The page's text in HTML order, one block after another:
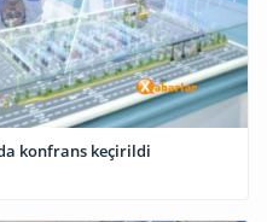
konfrans keçirildi